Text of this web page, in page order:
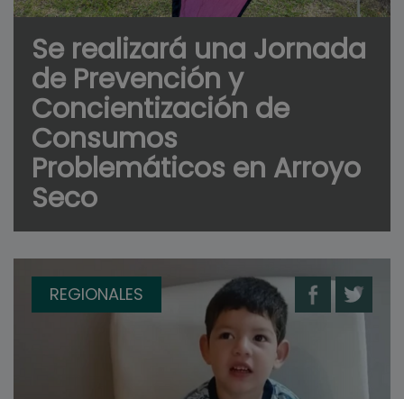
Se realizará una Jornada
de Prevención y
Concientización de
Consumos
Problemáticos en Arroyo
Seco
REGIONALES